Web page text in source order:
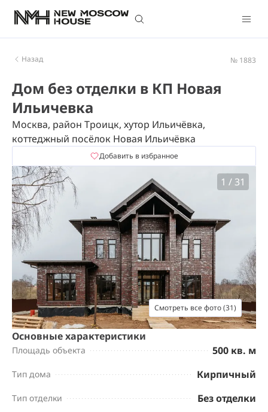
Назад № 1883
Дом без отделки в КП Новая
Ильичевка
Москва, район Троицк, хутор Ильичёвка,
коттеджный посёлок Новая Ильичёвка
Добавить в избранное
1 / 31
Смотреть все фото (31)
Основные характеристики
Площадь объекта 500 кв. м
Тип дома Кирпичный
Тип отделки Без отделки